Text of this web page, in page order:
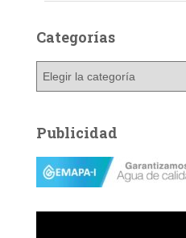
Categorías
g
o
a
Publicidad